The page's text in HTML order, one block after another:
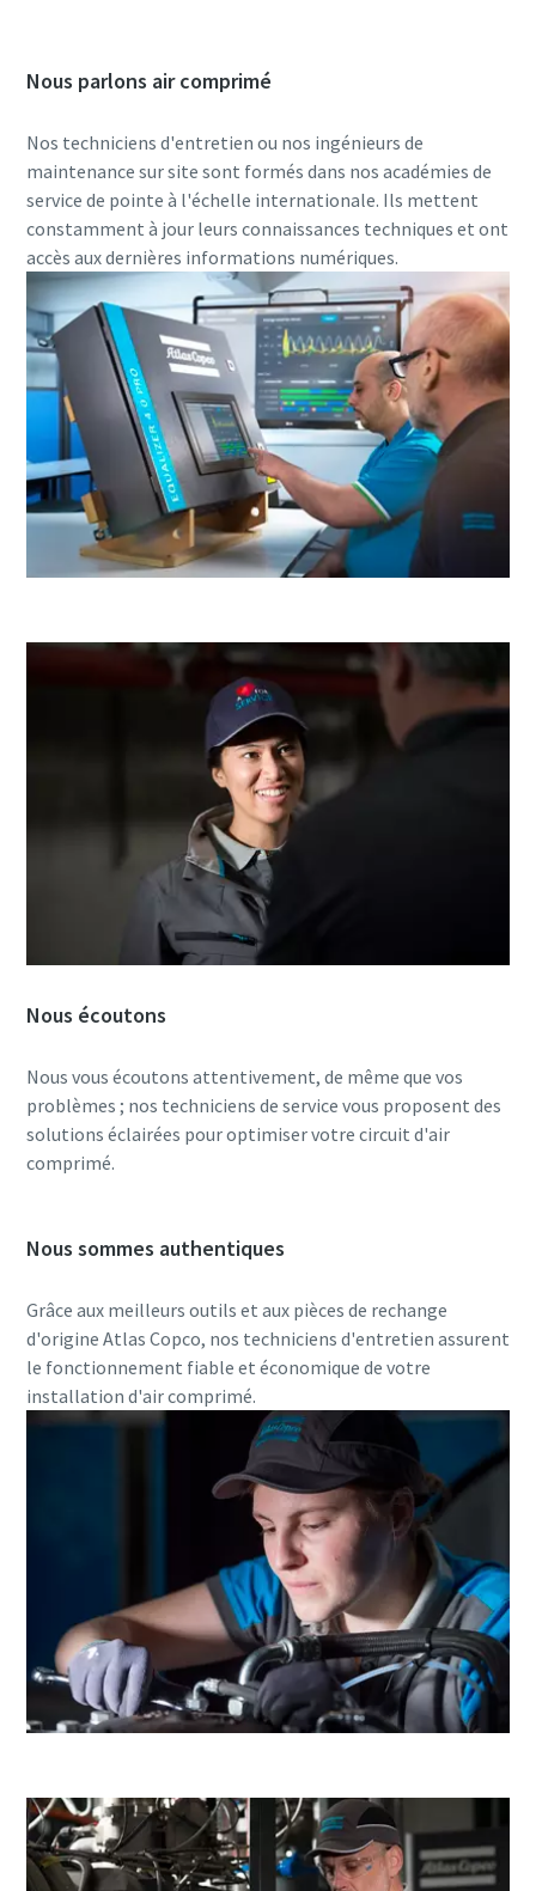
Le compresseur GA FLX
Le GA FLX, le premier compresseur à deux vitesses, est la
solution parfaite si vous recherchez des économies
Découvrez le GA FLX
Tout ce que vous devez savoir sur votre
Découvrez comment créer un processus de transport
En savoir plus
Nous parlons air comprimé
Nos techniciens d'entretien ou nos ingénieurs de
maintenance sur site sont formés dans nos académies de
service de pointe à l'échelle internationale. Ils mettent
constamment à jour leurs connaissances techniques et ont
accès aux dernières informations numériques.
Nous écoutons
Nous vous écoutons attentivement, de même que vos
problèmes ; nos techniciens de service vous proposent des
solutions éclairées pour optimiser votre circuit d'air
comprimé.
Nous sommes authentiques
Grâce aux meilleurs outils et aux pièces de rechange
d'origine Atlas Copco, nos techniciens d'entretien assurent
le fonctionnement fiable et économique de votre
installation d'air comprimé.